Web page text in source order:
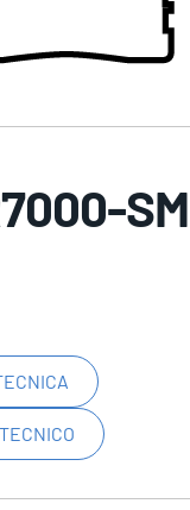
SM